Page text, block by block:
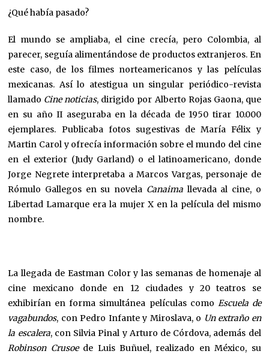
¿Qué había pasado?
El mundo se ampliaba, el cine crecía, pero Colombia, al
parecer, seguía alimentándose de productos extranjeros. En
este caso, de los filmes norteamericanos y las películas
mexicanas. Así lo atestigua un singular periódico-revista
llamado Cine noticias, dirigido por Alberto Rojas Gaona, que
en su año II aseguraba en la década de 1950 tirar 10.000
ejemplares. Publicaba fotos sugestivas de María Félix y
Martin Carol y ofrecía información sobre el mundo del cine
en el exterior (Judy Garland) o el latinoamericano, donde
Jorge Negrete interpretaba a Marcos Vargas, personaje de
Rómulo Gallegos en su novela Canaimallevada al cine, o
Libertad Lamarque era la mujer X en la película del mismo
nombre.
La llegada de Eastman Color y las semanas de homenaje al
cine mexicano donde en 12 ciudades y 20 teatros se
exhibirían en forma simultánea películas como Escuela de
vagabundos, con Pedro Infante y Miroslava, o Un extraño en
la escalera, con Silvia Pinal y Arturo de Córdova, además del
Robinson Crusoede Luis Buñuel, realizado en México, su